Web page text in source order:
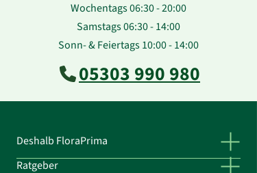
Wochentags 06:30 - 20:00
Samstags 06:30 - 14:00
Sonn- & Feiertags 10:00 - 14:00
05303 990 980
Deshalb FloraPrima
Ratgeber